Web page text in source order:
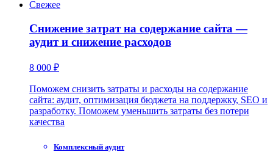
Свежее
Снижение затрат на содержание сайта —
аудит и снижение расходов
8 000 ₽
Поможем снизить затраты и расходы на содержание
сайта: аудит, оптимизация бюджета на поддержку, SEO и
разработку. Поможем уменьшить затраты без потери
качества
Комплексный аудит